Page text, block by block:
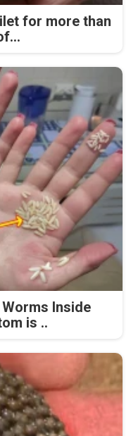
for more than
Inside
is ..